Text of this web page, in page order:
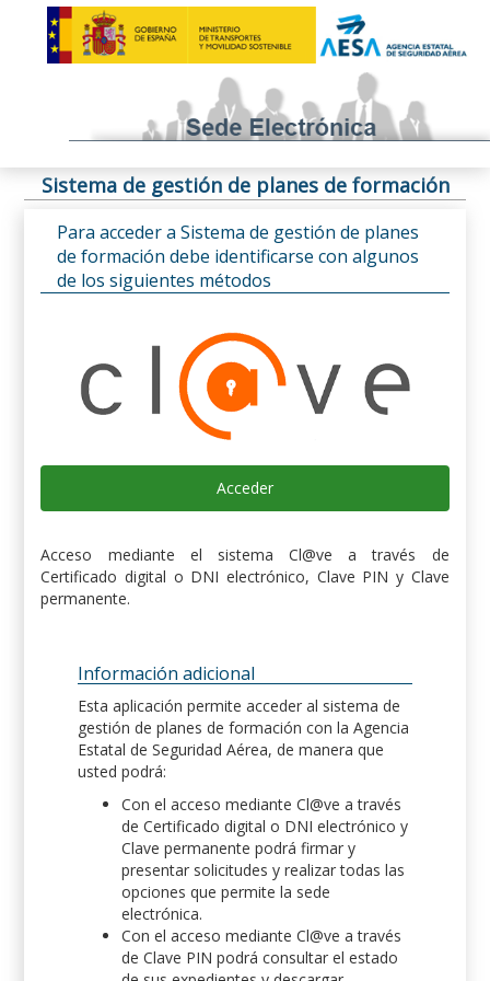
Sistema de gestión de planes de formación
Para acceder a Sistema de gestión de planes
de formación debe identificarse con algunos
de los siguientes métodos
Acceder
Acceso mediante el sistema Cl@ve a través de
Certificado digital o DNI electrónico, Clave PIN y Clave
permanente.
Información adicional
Esta aplicación permite acceder al sistema de
gestión de planes de formación con la Agencia
Estatal de Seguridad Aérea, de manera que
usted podrá:
Con el acceso mediante Cl@ve a través
de Certificado digital o DNI electrónico y
Clave permanente podrá firmar y
presentar solicitudes y realizar todas las
opciones que permite la sede
electrónica.
Con el acceso mediante Cl@ve a través
de Clave PIN podrá consultar el estado